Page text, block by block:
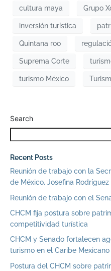
cultura maya Grupo
inversión turística
Quintana roo
Suprema Corte
turismo México
Search
Recent Posts
Reunión de trabajo con la
de México, Josefina Rodríguez
Reunión de trabajo con el
CHCM fija postura sobre
competitividad turística
CHCM y Senado fortalecen
turismo en el Caribe Mexicano
Postura del CHCM sobre